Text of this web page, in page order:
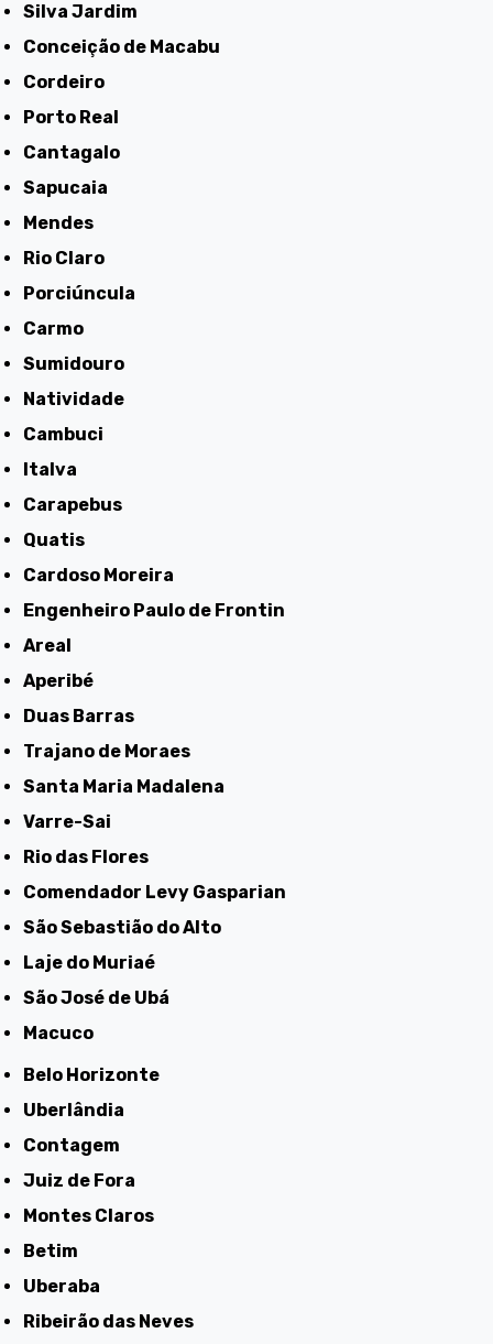
Silva Jardim
Conceição de Macabu
Cordeiro
Porto Real
Cantagalo
Sapucaia
Mendes
Rio Claro
Porciúncula
Carmo
Sumidouro
Natividade
Cambuci
Italva
Carapebus
Quatis
Cardoso Moreira
Engenheiro Paulo de Frontin
Areal
Aperibé
Duas Barras
Trajano de Moraes
Santa Maria Madalena
Varre-Sai
Rio das Flores
Comendador Levy Gasparian
São Sebastião do Alto
Laje do Muriaé
São José de Ubá
Macuco
Belo Horizonte
Uberlândia
Contagem
Juiz de Fora
Montes Claros
Betim
Uberaba
Ribeirão das Neves